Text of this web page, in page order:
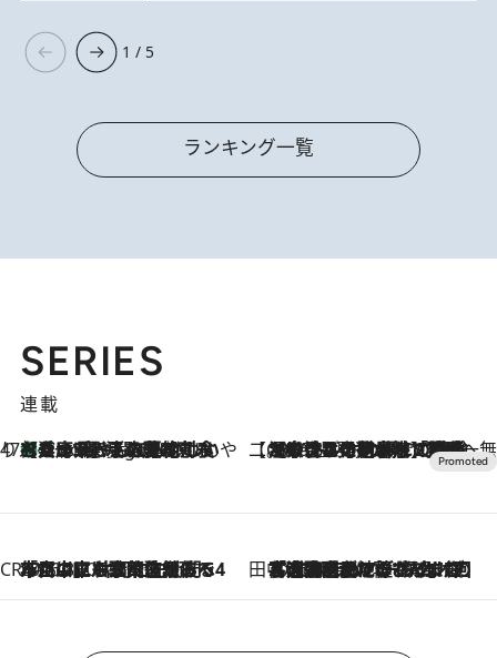
1 / 5
ランキング一覧
SERIES
連載
47都道府県の手みやげ ひんやりスイーツで夏を満喫
6 Hours Ago
【兵庫県】この夏絶対食べたい 冷やしておいしいおやつ3選 淡路島の恵みをジェラートに集約 【CREA×星野リゾート】唯一無二。癒しと発見が待つ場所へ
2026.8.7
【トンボの足水浴】ヒノキの香りに包まれて涼感マックス！約13℃の湧水かけ流しを避暑地「星野温泉 トンボの湯」で体験
CREA'S CHOICE
2026.8.7
「立川にも歌舞伎があるんだよ」 片岡仁左衛門・市川中車ら豪華座組みで4年目の立川立飛歌舞伎へ 田中稲の勝手に再ブーム
2026.8.7
「湘南乃風に憧れて」観客大盛上がりの“タオル回し”に、ラッパー顔負けの高速歌唱まで…さだまさし（74）のアグレッシブすぎる現在地